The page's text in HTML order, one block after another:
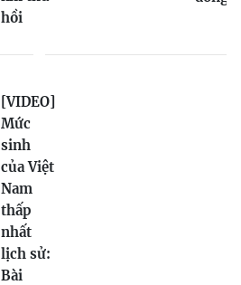
hồi
[VIDEO]
Mức
sinh
của Việt
Nam
thấp
nhất
lịch sử:
Bài